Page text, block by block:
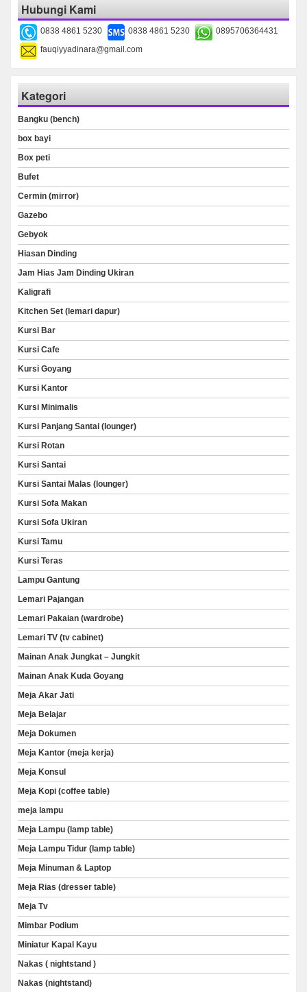
Hubungi Kami
0838 4861 5230 0838 4861 5230
0895706364431
fauqiyyadinara@gmail.com
Kategori
Bangku (bench)
box bayi
Box peti
Bufet
Cermin (mirror)
Gazebo
Gebyok
Hiasan Dinding
Jam Hias Jam Dinding Ukiran
Kaligrafi
Kitchen Set (lemari dapur)
Kursi Bar
Kursi Cafe
Kursi Goyang
Kursi Kantor
Kursi Minimalis
Kursi Panjang Santai (lounger)
Kursi Rotan
Kursi Santai
Kursi Santai Malas (lounger)
Kursi Sofa Makan
Kursi Sofa Ukiran
Kursi Tamu
Kursi Teras
Lampu Gantung
Lemari Pajangan
Lemari Pakaian (wardrobe)
Lemari TV (tv cabinet)
Mainan Anak Jungkat – Jungkit
Mainan Anak Kuda Goyang
Meja Akar Jati
Meja Belajar
Meja Dokumen
Meja Kantor (meja kerja)
Meja Konsul
Meja Kopi (coffee table)
meja lampu
Meja Lampu (lamp table)
Meja Lampu Tidur (lamp table)
Meja Minuman & Laptop
Meja Rias (dresser table)
Meja Tv
Mimbar Podium
Miniatur Kapal Kayu
Nakas ( nightstand )
Nakas (nightstand)